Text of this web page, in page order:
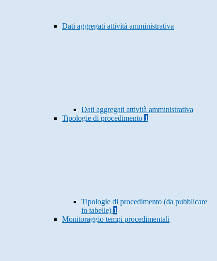
Dati aggregati attività amministrativa
Dati aggregati attività amministrativa
Tipologie di procedimento 1
Tipologie di procedimento (da pubblicare
in tabelle) 1
Monitoraggio tempi procedimentali